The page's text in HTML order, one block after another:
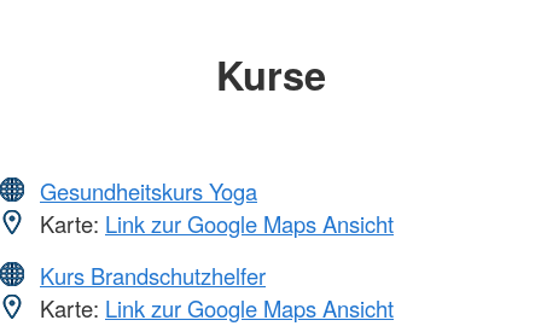
Kurse
Gesundheitskurs Yoga
Karte: Link zur Google Maps Ansicht
Kurs Brandschutzhelfer
Karte: Link zur Google Maps Ansicht